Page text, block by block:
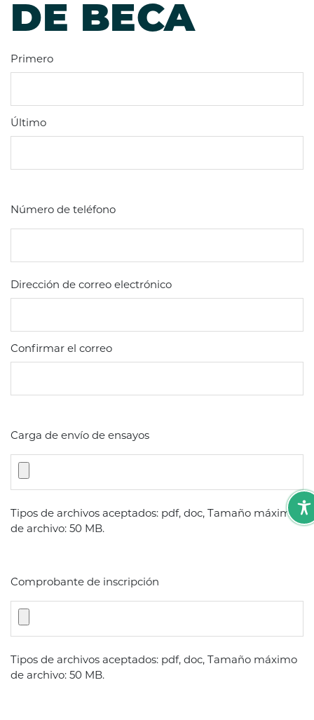
DE BECA
Primero
Último
Número de teléfono
Dirección de correo electrónico
Confirmar el correo
Carga de envío de ensayos
Tipos de archivos aceptados: pdf, doc, Tamaño máximo
de archivo: 50 MB.
Comprobante de inscripción
Tipos de archivos aceptados: pdf, doc, Tamaño máximo
de archivo: 50 MB.